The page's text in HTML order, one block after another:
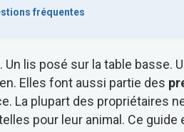
fréquentes
lis posé sur la table basse.
Elles font aussi partie des
La plupart des propriétaires
pour leur animal. Ce guide